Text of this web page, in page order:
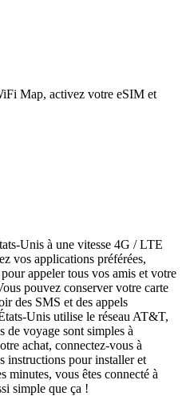
Map, activez votre eSIM et
Unis à une vitesse 4G / LTE
vos applications préférées,
appeler tous vos amis et votre
pouvez conserver votre carte
des SMS et des appels
Unis utilise le réseau AT&T,
de voyage sont simples à
achat, connectez-vous à
instructions pour installer et
minutes, vous êtes connecté à
simple que ça !